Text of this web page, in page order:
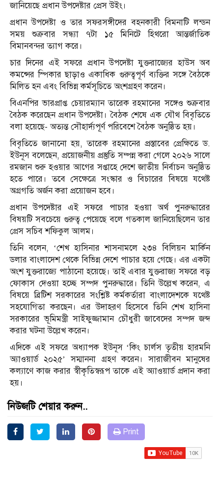
জানিয়েছে প্রধান উপদেষ্টার প্রেস উইং।
প্রধান উপদেষ্টা ও তার সফরসঙ্গীদের বহনকারী বিমনাটি লন্ডন
সময় শুক্রবার সন্ধ্যা ৭টা ১৫ মিনিটে হিথরো আন্তর্জাতিক
বিমানবন্দর ত্যাগ করে।
চার দিনের এই সফরে প্রধান উপদেষ্টা যুক্তরাজ্যের হাউস অব
কমন্সের স্পিকার ছাড়াও একাধিক গুরুত্বপূর্ণ ব্যক্তির সঙ্গে বৈঠকে
মিলিত হন এবং বিভিন্ন কর্মসূচিতে অংশগ্রহণ করেন।
বিএনপির ভারপ্রাপ্ত চেয়ারম্যান তারেক রহমানের সঙ্গেও শুক্রবার
বৈঠক করেছেন প্রধান উপদেষ্টা। বৈঠক শেষে এক যৌথ বিবৃতিতে
বলা হয়েছে- অত্যন্ত সৌহার্দ্যপূর্ণ পরিবেশে বৈঠক অনুষ্ঠিত হয়।
বিবৃতিতে জানানো হয়, তারেক রহমানের প্রস্তাবের প্রেক্ষিতে ড.
ইউনূস বলেছেন, প্রয়োজনীয় প্রস্তুতি সম্পন্ন করা গেলে ২০২৬ সালে
রমজান শুরু হওয়ার আগের সপ্তাহে দেশে জাতীয় নির্বাচন অনুষ্ঠিত
হতে পারে। তবে সেক্ষেত্রে সংস্কার ও বিচারের বিষয়ে যথেষ্ট
অগ্রগতি অর্জন করা প্রয়োজন হবে।
প্রধান উপদেষ্টার এই সফরে পাচার হওয়া অর্থ পুনরুদ্ধারের
বিষয়টি সবচেয়ে গুরুত্ব পেয়েছে বলে গতকাল জানিয়েছিলেন তার
প্রেস সচিব শফিকুল আলম।
তিনি বলেন, ‘শেখ হাসিনার শাসনামলে ২৩৪ বিলিয়ন মার্কিন
ডলার বাংলাদেশ থেকে বিভিন্ন দেশে পাচার হয়ে গেছে। এর একটা
অংশ যুক্তরাজ্যে পাঠানো হয়েছে। তাই এবার যুক্তরাজ্য সফরে বড়
ফোকাস দেওয়া হচ্ছে সম্পদ পুনরুদ্ধারে। তিনি উল্লেখ করেন, এ
বিষয়ে ব্রিটিশ সরকারের সংশ্লিষ্ট কর্মকর্তারা বাংলাদেশকে যথেষ্ট
সহযোগিতা করছেন। এর উদাহরণ হিসেবে তিনি শেখ হাসিনা
সরকারের ভূমিমন্ত্রী সাইফুজ্জামান চৌধুরী জাবেদের সম্পদ জব্দ
করার ঘটনা উল্লেখ করেন।
এদিকে এই সফরে অধ্যাপক ইউনূস ‘কিং চার্লস তৃতীয় হারমনি
অ্যাওয়ার্ড ২০২৫’ সম্মাননা গ্রহণ করেন। সারাজীবন মানুষের
কল্যাণে কাজ করার স্বীকৃতিস্বরূপ তাকে এই অ্যাওয়ার্ড প্রদান করা
হয়।
নিউজটি শেয়ার করুন..
Print